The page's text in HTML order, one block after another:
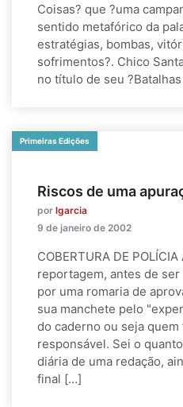
Coisas? que ?uma
sentido metafórico da
estratégias, bombas,
sofrimentos?. Chico
no título de seu
Primeiras Edições
Riscos de uma
por lgarcia
9 de janeiro de 2002
COBERTURA DE
reportagem, antes de
por uma romaria de
sua manchete pelo
do caderno ou seja
responsável. Sei o
diária de uma redação,
final […]